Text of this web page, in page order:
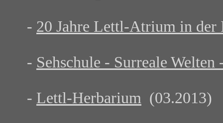
- 20 Jahre Lettl-Atrium in
- Sehschule - Surreale Welten
- Lettl-Herbarium (03.2013)